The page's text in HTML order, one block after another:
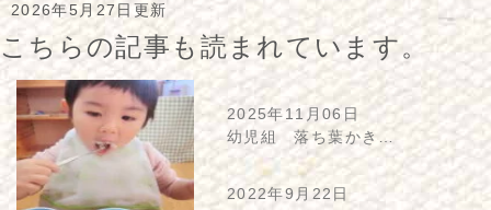
2026年5月27日更新
こちらの記事も読まれています。
2025年11月06日
幼児組 落ち葉かき…
2022年9月22日